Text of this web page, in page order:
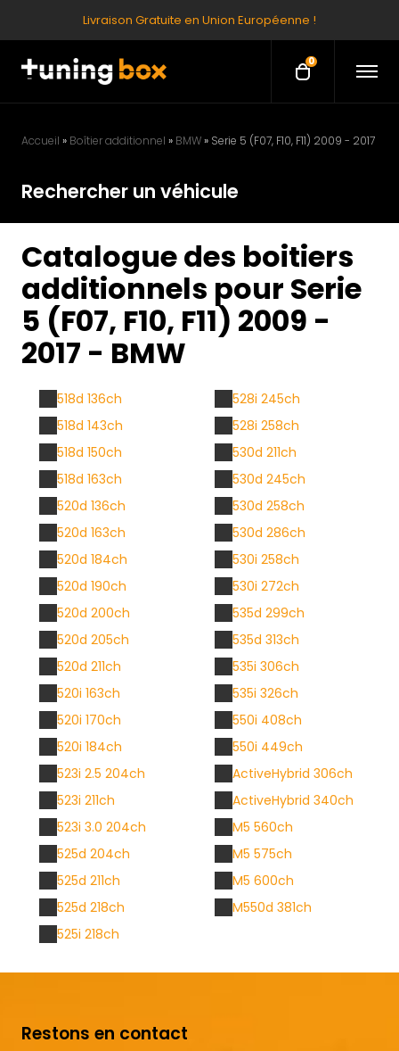
Livraison Gratuite en Union Européenne !
O
e
n
c
t
0
O
e
e
Accueil » Boîtier additionnel » BMW» Serie 5 (F07, F10, F11) 2009 - 2017
Rechercher un véhicule
Catalogue des boitiers
additionnels pour Serie
5 (F07, F10, F11) 2009 -
2017 - BMW
518d 136ch
518d 143ch
518d 150ch
518d 163ch
520d 136ch
520d 163ch
520d 184ch
520d 190ch
520d 200ch
520d 205ch
520d 211ch
520i 163ch
520i 170ch
520i 184ch
523i 2.5 204ch
523i 211ch
523i 3.0 204ch
525d 204ch
525d 211ch
525d 218ch
525i 218ch
528i 245ch
528i 258ch
530d 211ch
530d 245ch
530d 258ch
530d 286ch
530i 258ch
530i 272ch
535d 299ch
535d 313ch
535i 306ch
535i 326ch
550i 408ch
550i 449ch
ActiveHybrid 306ch
ActiveHybrid 340ch
M5 560ch
M5 575ch
M5 600ch
M550d 381ch
Restons en contact